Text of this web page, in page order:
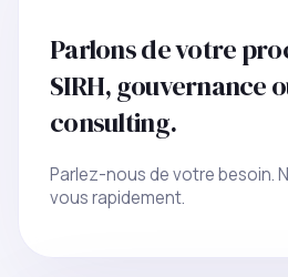
Parlons de votre
SIRH, gouvernance
consulting.
Parlez-nous de votre besoin.
vous rapidement.